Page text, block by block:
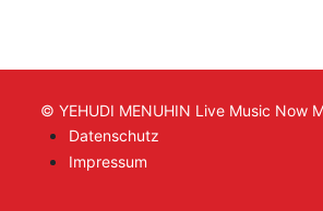
© YEHUDI MENUHIN Live Music Now
Datenschutz
Impressum